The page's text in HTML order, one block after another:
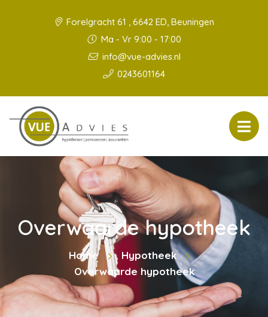
Forelgracht 61 , 6642 ED, Beuningen
Ma - Vr 9:00 - 17:00
info@vue-advies.nl
0243601164
Overwaarde hypotheek
Home
Hypotheek
Overwaarde hypotheek